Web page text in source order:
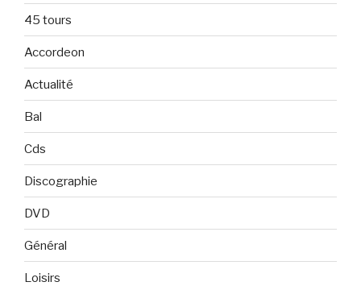
45 tours
Accordeon
Actualité
Bal
Cds
Discographie
DVD
Général
Loisirs